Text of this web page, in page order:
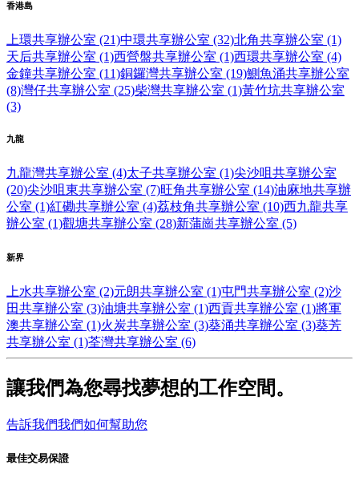
香港島
上環共享辦公室 (21)中環共享辦公室 (32)北角共享辦公室 (1)
天后共享辦公室 (1)西營盤共享辦公室 (1)西環共享辦公室 (4)
金鐘共享辦公室 (11)銅鑼灣共享辦公室 (19)鰂魚涌共享辦公室
(8)灣仔共享辦公室 (25)柴灣共享辦公室 (1)黃竹坑共享辦公室
(3)
九龍
九龍灣共享辦公室 (4)太子共享辦公室 (1)尖沙咀共享辦公室
(20)尖沙咀東共享辦公室 (7)旺角共享辦公室 (14)油麻地共享辦
公室 (1)紅磡共享辦公室 (4)荔枝角共享辦公室 (10)西九龍共享
辦公室 (1)觀塘共享辦公室 (28)新蒲崗共享辦公室 (5)
新界
上水共享辦公室 (2)元朗共享辦公室 (1)屯門共享辦公室 (2)沙
田共享辦公室 (3)油塘共享辦公室 (1)西貢共享辦公室 (1)將軍
澳共享辦公室 (1)火炭共享辦公室 (3)葵涌共享辦公室 (3)葵芳
共享辦公室 (1)荃灣共享辦公室 (6)
讓我們為您尋找夢想的工作空間。
告訴我們我們如何幫助您
最佳交易保證